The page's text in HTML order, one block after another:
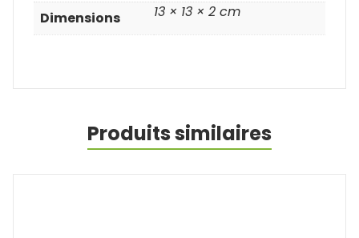
Dimensions 13 × 13 × 2 cm
Produits similaires